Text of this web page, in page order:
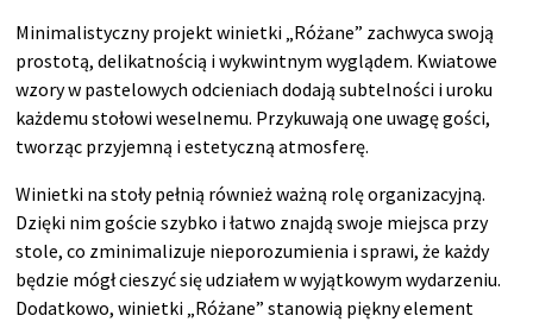
Minimalistyczny projekt winietki „Różane” zachwyca swoją
prostotą, delikatnością i wykwintnym wyglądem. Kwiatowe
wzory w pastelowych odcieniach dodają subtelności i uroku
każdemu stołowi weselnemu. Przykuwają one uwagę gości,
tworząc przyjemną i estetyczną atmosferę.
Winietki na stoły pełnią również ważną rolę organizacyjną.
Dzięki nim goście szybko i łatwo znajdą swoje miejsca przy
stole, co zminimalizuje nieporozumienia i sprawi, że każdy
będzie mógł cieszyć się udziałem w wyjątkowym wydarzeniu.
Dodatkowo, winietki „Różane” stanowią piękny element